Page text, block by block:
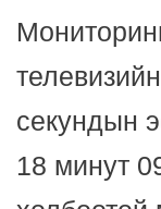
секундын
18 минут